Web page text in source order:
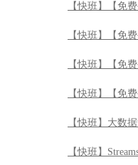
【快班】【免
【快班】【免
【快班】【免
【快班】【免
【快班】大数
【快班】